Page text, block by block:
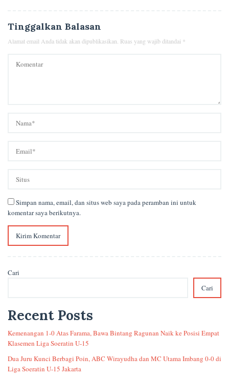
Tinggalkan Balasan
Alamat email Anda tidak akan dipublikasikan. Ruas yang wajib ditandai *
Simpan nama, email, dan situs web saya pada peramban ini untuk
komentar saya berikutnya.
Cari
Cari
Recent Posts
Kemenangan 1-0 Atas Farama, Bawa Bintang Ragunan Naik ke Posisi Empat
Klasemen Liga Soeratin U-15
Dua Juru Kunci Berbagi Poin, ABC Wirayudha dan MC Utama Imbang 0-0 di
Liga Soeratin U-15 Jakarta